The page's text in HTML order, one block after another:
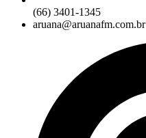
(66) 3401-1345
aruana@aruanafm.com.br